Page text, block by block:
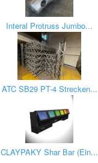
Interal Protruss Jumbo...
ATC SB29 PT-4 Strecken...
CLAYPAKY Shar Bar (Ein...